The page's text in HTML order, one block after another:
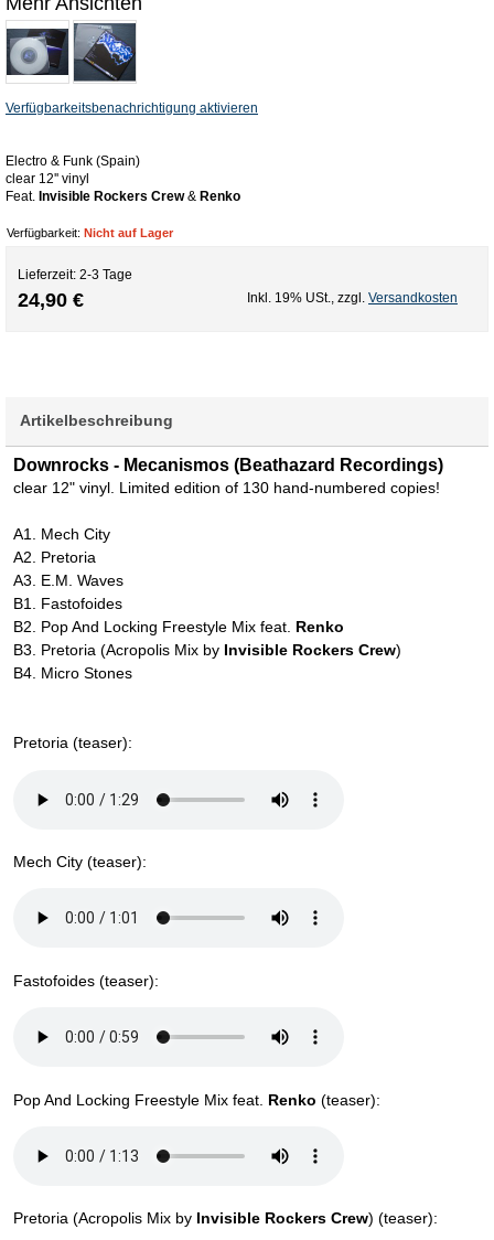
Verfügbarkeitsbenachrichtigung aktivieren
Electro & Funk (Spain)
clear 12'' vinyl
Feat. Invisible Rockers Crew& Renko
Verfügbarkeit: Nicht auf Lager
Lieferzeit: 2-3 Tage
24,90 € Inkl. 19% USt., zzgl. Versandkosten
Artikelbeschreibung
Downrocks ‎- Mecanismos (Beathazard Recordings)
clear 12" vinyl. Limited edition of 130 hand-numbered copies!
A1. Mech City
A2. Pretoria
A3. E.M. Waves
B1. Fastofoides
B2. Pop And Locking Freestyle Mix feat. Renko
B3. Pretoria (Acropolis Mix by Invisible Rockers Crew)
B4. Micro Stones
Pretoria (teaser):
Mech City (teaser):
Fastofoides (teaser):
Pop And Locking Freestyle Mix feat. Renko (teaser):
Pretoria (Acropolis Mix by Invisible Rockers Crew) (teaser):